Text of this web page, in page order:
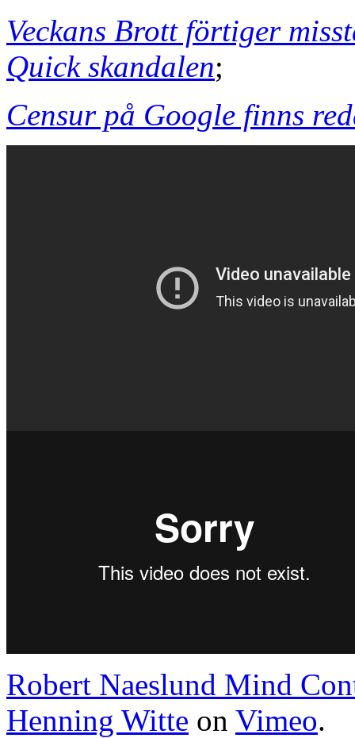
Veckans Brott förtiger
Quick skandalen;
Censur på Google finns
Robert Naeslund Mind
Henning Witte on Vimeo.